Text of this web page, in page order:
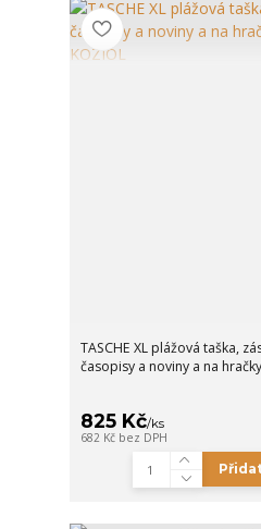
TASCHE XL plážová taška,
časopisy a noviny a na
825 Kč/ks
682 Kč bez DPH